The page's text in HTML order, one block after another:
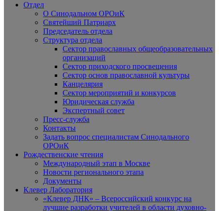
Отдел
О Синодальном ОРОиК
Святейший Патриарх
Председатель отдела
Структура отдела
Сектор православных общеобразовательных
организаций
Сектор приходского просвещения
Сектор основ православной культуры
Канцелярия
Сектор мероприятий и конкурсов
Юридическая служба
Экспертный совет
Пресс-служба
Контакты
Задать вопрос специалистам Синодального
ОРОиК
Рождественские чтения
Международный этап в Москве
Новости регионального этапа
Документы
Клевер Лаборатория
«Клевер ДНК» – Всероссийский конкурс на
лучшие разработки учителей в области духовно-